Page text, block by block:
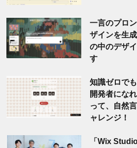
一言のプロ
ザインを生
の中のデザ
す
知識ゼロで
開発者にな
って、自然
ャレンジ！
「Wix